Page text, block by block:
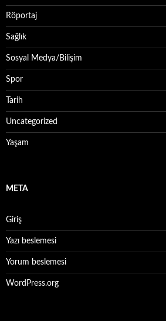
Röportaj
Sağlık
Sosyal Medya/Bilişim
Spor
Tarih
Uncategorized
Yaşam
META
Giriş
Yazı beslemesi
Yorum beslemesi
WordPress.org